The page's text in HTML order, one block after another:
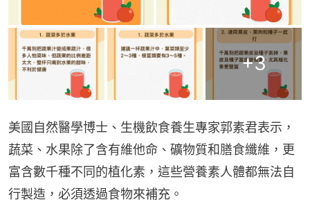
+3
美國自然醫學博士、生機飲食養生專家郭素君表示，
蔬菜、水果除了含有維他命、礦物質和膳食纖維，更
富含數千種不同的植化素，這些營養素人體都無法自
行製造，必須透過食物來補充。